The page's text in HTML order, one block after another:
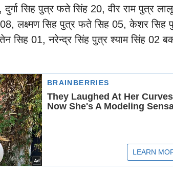
सिह पुत्र फते सिंह 20, वीर राम पुत्र
लक्ष्मण सिह पुत्र फते सिह 05, केशर सिह
सिह 01, नरेन्द्र सिंह पुत्र श्याम सिंह 02